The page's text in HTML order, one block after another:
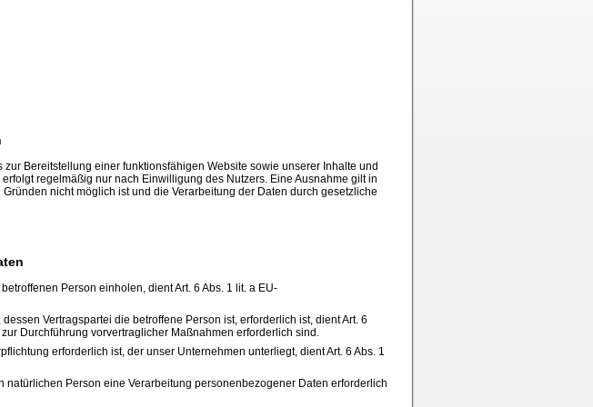
Bereitstellung einer funktionsfähigen Website sowie unserer Inhalte und
regelmäßig nur nach Einwilligung des Nutzers. Eine Ausnahme gilt in
nicht möglich ist und die Verarbeitung der Daten durch gesetzliche
Person einholen, dient Art. 6 Abs. 1 lit. a EU-
Vertragspartei die betroffene Person ist, erforderlich ist, dient Art. 6
Durchführung vorvertraglicher Maßnahmen erforderlich sind.
erforderlich ist, der unser Unternehmen unterliegt, dient Art. 6 Abs. 1
Person eine Verarbeitung personenbezogener Daten erforderlich